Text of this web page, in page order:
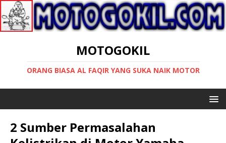
MOTOGOKIL
ORANG BIASA AL FAQIR YANG SUKA NAIK MOTOR
2 Sumber Permasalahan